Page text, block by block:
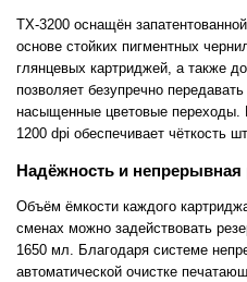
TX-3200 оснащён
основе стойких пигментных
глянцевых картриджей, а также
позволяет безупречно
насыщенные цветовые
1200 dpi обеспечивает чёткость
Надёжность и непрерывная
Объём ёмкости каждого
сменах можно задействовать
1650 мл. Благодаря системе
автоматической очистке